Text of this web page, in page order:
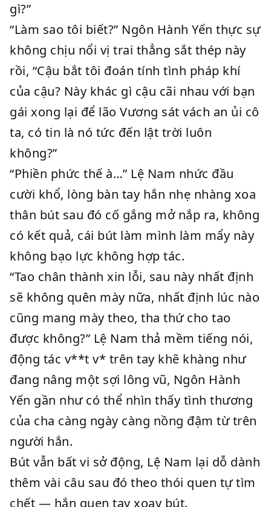
gì?”
“Làm sao tôi biết?” Ngôn Hành Yến thực sự
không chịu nổi vị trai thẳng sắt thép này
rồi, “Cậu bắt tôi đoán tính tình pháp khí
của cậu? Này khác gì cậu cãi nhau với bạn
gái xong lại để lão Vương sát vách an ủi cô
ta, có tin là nó tức đến lật trời luôn
không?”
“Phiền phức thế à…” Lệ Nam nhức đầu
cười khổ, lòng bàn tay hắn nhẹ nhàng xoa
thân bút sau đó cố gắng mở nắp ra, không
có kết quả, cái bút làm mình làm mẩy này
không bạo lực không hợp tác.
“Tao chân thành xin lỗi, sau này nhất định
sẽ không quên mày nữa, nhất định lúc nào
cũng mang mày theo, tha thứ cho tao
được không?” Lệ Nam thả mềm tiếng nói,
động tác v**t v* trên tay khẽ khàng như
đang nâng một sợi lông vũ, Ngôn Hành
Yến gần như có thể nhìn thấy tình thương
của cha càng ngày càng nồng đậm từ trên
người hắn.
Bút vẫn bất vi sở động, Lệ Nam lại dỗ dành
thêm vài câu sau đó theo thói quen tự tìm
chết — hắn quen tay xoay bút.